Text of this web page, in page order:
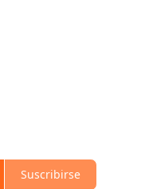
Suscribirse